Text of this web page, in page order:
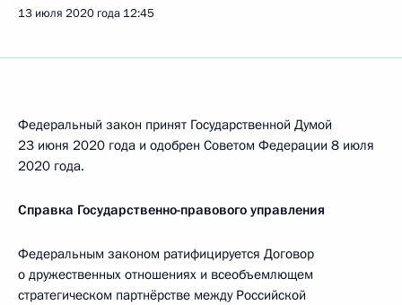
13 июля 2020 года 12:45
Федеральный закон принят Государственной Думой
23 июня 2020 года и одобрен Советом Федерации 8 июля
2020 года.
Справка Государственно-правового управления
Федеральным законом ратифицируется Договор
о дружественных отношениях и всеобъемлющем
стратегическом партнёрстве между Российской